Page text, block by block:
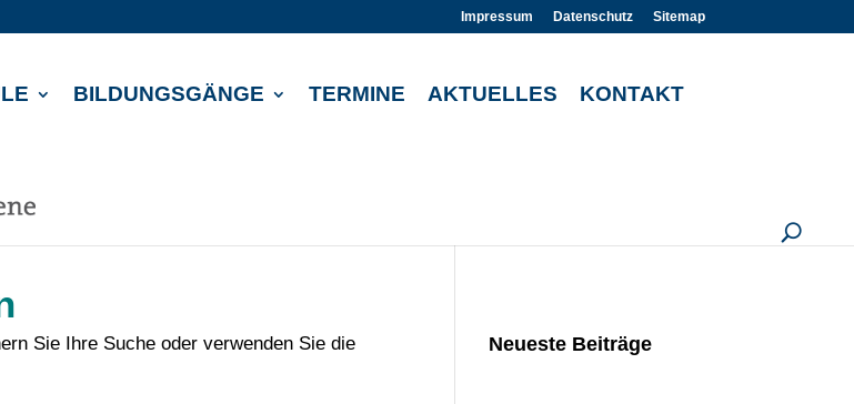
Impressum Datenschutz Sitemap
BILDUNGSGÄNGE TERMINE AKTUELLES KONTAKT
U
Sie Ihre Suche oder verwenden Sie die
Neueste Beiträge